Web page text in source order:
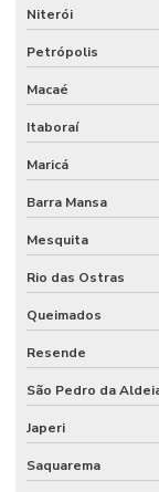
Conexões Tubos
Correia Industrial
Correia Micro V Em
Distribuidor De
Distribuidor De
Distribuidor De
Distribuidor De
Distribuidora De
Distribuidora De
Distribuidora De
Niterói
Petrópolis
Macaé
Itaboraí
Maricá
Barra Mansa
Mesquita
Rio das Ostras
Queimados
Resende
São Pedro da
Japeri
Saquarema